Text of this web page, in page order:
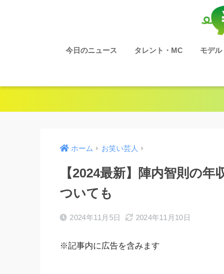
今日のニュース タレント・MC モデル
ホーム お笑い芸人
【2024最新】陣内智則の
ついても
2024年11月5日 2024年11月10日
※記事内に広告を含みます